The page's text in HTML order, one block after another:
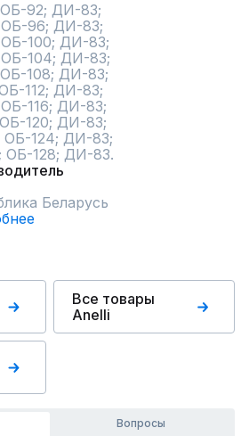
92; ДИ-83;
96; ДИ-83;
100; ДИ-83;
104; ДИ-83;
108; ДИ-83;
112; ДИ-83;
116; ДИ-83;
120; ДИ-83;
ОБ-124; ДИ-83;
ОБ-128; ДИ-83.
Беларусь
Все товары
Anelli
Вопросы